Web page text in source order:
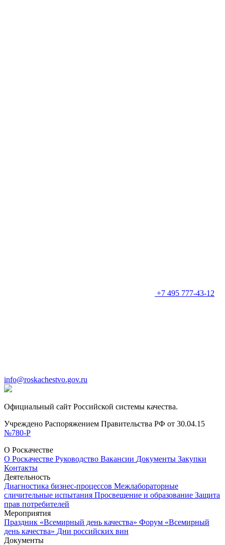
+7 495 777-43-12
info@roskachestvo.gov.ru
Официальный сайт Российской системы качества.
Учреждено Распоряжением Правительства РФ от 30.04.15
№780-Р
О Роскачестве
О Роскачестве Руководство Вакансии Документы Закупки
Контакты
Деятельность
Диагностика бизнес-процессов Межлабораторные
сличительные испытания Просвещение и образование Защита
прав потребителей
Мероприятия
Праздник «Всемирный день качества» Форум «Всемирный
день качества» Дни российских вин
Документы